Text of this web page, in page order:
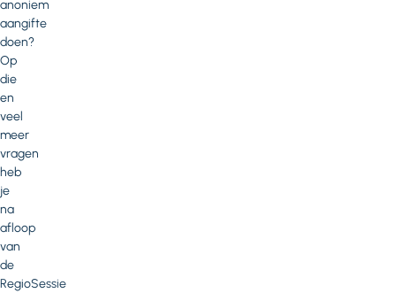
anoniem
aangifte
doen?
Op
die
en
veel
meer
vragen
heb
je
na
afloop
van
de
RegioSessie